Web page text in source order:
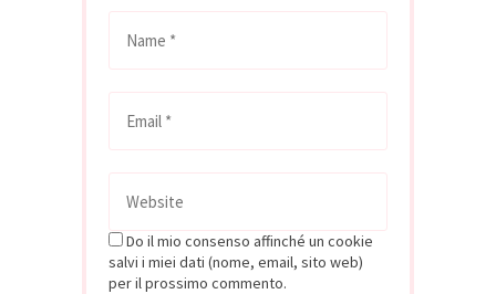
Do il mio consenso affinché un cookie
salvi i miei dati (nome, email, sito web)
per il prossimo commento.